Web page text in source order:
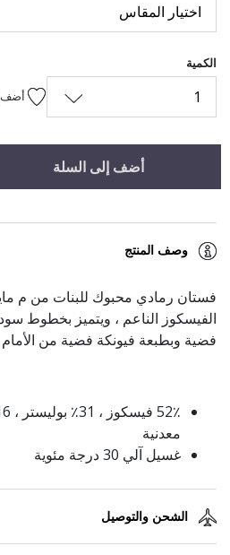
اختيار المقاس
الكمية
1 أضف
أضف إلى السلة
وصف المنتج
فستان رمادي محبوك للبنات من م
الفيسكوز الناعم ، ويتميز بخطوط
فضية وبطبعة فيونكة فضية من
معدنية
غسيل آلي 30 درجة مئوية
الشحن والتوصيل